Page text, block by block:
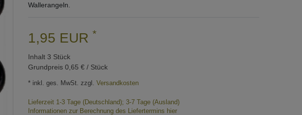
Wallerangeln.
1,95 EUR *
Inhalt 3 Stück
Grundpreis 0,65 € / Stück
* inkl. ges. MwSt. zzgl. Versandkosten
Lieferzeit 1-3 Tage (Deutschland); 3-7 Tage (Ausland)
Informationen zur Berechnung des Liefertermins hier